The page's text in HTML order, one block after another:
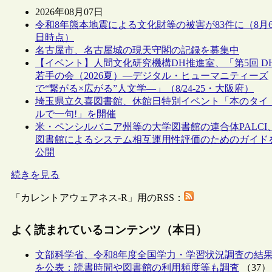
2026年08月07日
令和8年熊本地震による文化財等の被害が83件に（8月
日時点）
名古屋市、名古屋城の現天守閣の記録を募集中
【イベント】人間文化研究機構DH推進室、「第5回
若手の会（2026夏）―デジタル・ヒューマニティーズ
で“繋がる×広がる”人文学―」（8/24-25・大阪府）
埼玉県立久喜図書館、休館日特別イベント「本のタイ
ルで一句!」を開催
米・ペンシルバニア州等の大学図書館の連合体PALCI、
図書館によるシステム相互運用性評価のためのガイド
公開
続きを見る
「カレントアウェアネス-R」用のRSS：
よく読まれているコンテンツ（本日）
文部科学省、令和8年度全国学力・学習状況調査の結
を公表：読書時間や図書館の利用頻度等も調査 （37）